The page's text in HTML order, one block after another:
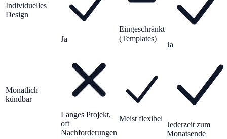
Individuelles
Design
Ja
Eingeschränkt
(Templates)
Ja
Monatlich
kündbar
Langes Projekt,
oft
Nachforderungen
Meist flexibel
Jederzeit zum
Monatsende